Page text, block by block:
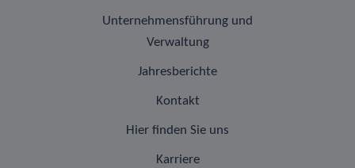
Unternehmensführung und
Verwaltung
Jahresberichte
Kontakt
Hier finden Sie uns
Karriere